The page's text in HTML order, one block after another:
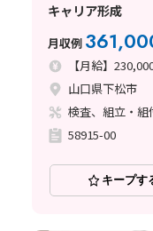
キャリア形成
月収例
【月給】
山口県下松市
検査、組立・組
58915-00
キープす